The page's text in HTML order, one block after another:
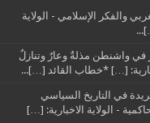
والفكر الإسلامي - الولاية
في واشنطن مذلةٌ وعارٌ وتنازلٌ
[…] *خطاب القائد […]...
في التاريخ السياسي
- الولاية الاخبارية: […]